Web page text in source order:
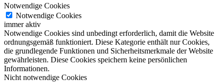
Notwendige Cookies
Notwendige Cookies
immer aktiv
Notwendige Cookies sind unbedingt erforderlich, damit die Website
ordnungsgemäß funktioniert. Diese Kategorie enthält nur Cookies,
die grundlegende Funktionen und Sicherheitsmerkmale der Website
gewährleisten. Diese Cookies speichern keine persönlichen
Informationen.
Nicht notwendige Cookies